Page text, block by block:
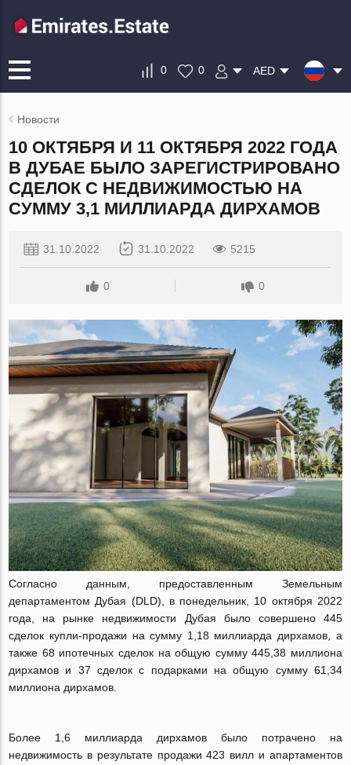
0 0 AED
Новости
10 ОКТЯБРЯ И 11 ОКТЯБРЯ 2022 ГОДА
В ДУБАЕ БЫЛО ЗАРЕГИСТРИРОВАНО
СДЕЛОК С НЕДВИЖИМОСТЬЮ НА
СУММУ 3,1 МИЛЛИАРДА ДИРХАМОВ
31.10.2022 31.10.2022 5215
0 0
Согласно данным, предоставленным Земельным
департаментом Дубая (DLD), в понедельник, 10 октября 2022
года, на рынке недвижимости Дубая было совершено 445
сделок купли-продажи на сумму 1,18 миллиарда дирхамов, а
также 68 ипотечных сделок на общую сумму 445,38 миллиона
дирхамов и 37 сделок с подарками на общую сумму 61,34
миллиона дирхамов.
Более 1,6 миллиарда дирхамов было потрачено на
недвижимость в результате продажи 423 вилл и апартаментов